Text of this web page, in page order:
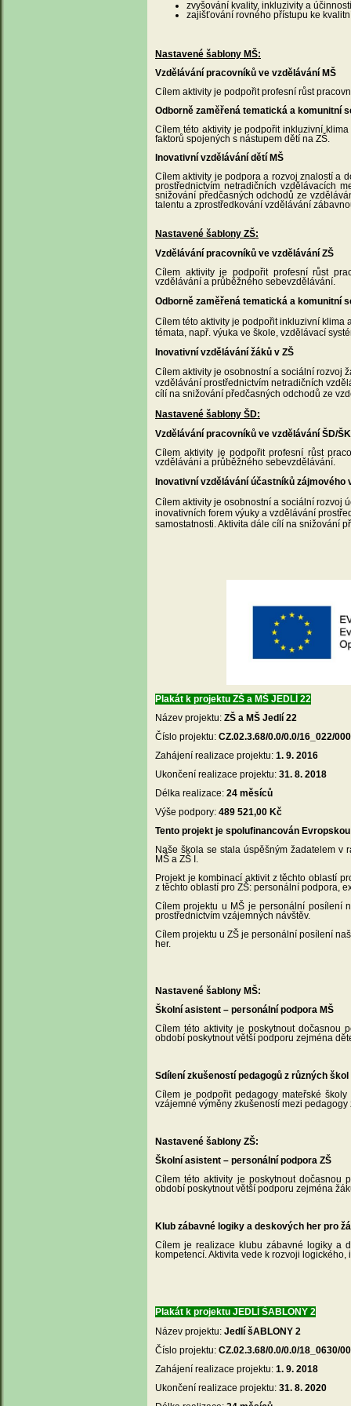
zvyšování kvality, inkluzivity a
zajišťování rovného přístupu ke
Nastavené šablony MŠ:
Vzdělávání pracovníků ve vzdělávání MŠ
Cílem aktivity je podpořit profesní růst
Odborně zaměřená tematická a komunitní
Cílem této aktivity je podpořit inkluzivní
faktorů spojených s nástupem dětí na ZŠ.
Inovativní vzdělávání dětí MŠ
Cílem aktivity je podpora a rozvoj znalostí a
prostřednictvím netradičních vzdělávacích
snižování předčasných odchodů ze
talentu a zprostředkování vzdělávání
Nastavené šablony ZŠ:
Vzdělávání pracovníků ve vzdělávání ZŠ
Cílem aktivity je podpořit profesní růst
vzdělávání a průběžného sebevzdělávání.
Odborně zaměřená tematická a komunitní
Cílem této aktivity je podpořit inkluzivní klima
témata, např. výuka ve škole, vzdělávací
Inovativní vzdělávání žáků v ZŠ
Cílem aktivity je osobnostní a sociální rozvoj
vzdělávání prostřednictvím netradičních
cílí na snižování předčasných odchodů ze
Nastavené šablony ŠD:
Vzdělávání pracovníků ve vzdělávání ŠD/ŠK
Cílem aktivity je podpořit profesní růst
vzdělávání a průběžného sebevzdělávání.
Inovativní vzdělávání účastníků zájmového
Cílem aktivity je osobnostní a sociální rozvoj
inovativních forem výuky a vzdělávání
samostatnosti. Aktivita dále cílí na snižování
Plakát k projektu ZŠ a MŠ JEDLÍ 22
Název projektu: ZŠ a MŠ Jedlí 22
Číslo projektu: CZ.02.3.68/0.0/0.0/16_022/
Zahájení realizace projektu: 1. 9. 2016
Ukončení realizace projektu: 31. 8. 2018
Délka realizace: 24 měsíců
Výše podpory: 489 521,00 Kč
Tento projekt je spolufinancován
Naše škola se stala úspěšným žadatelem v
MŠ a ZŠ I.
Projekt je kombinací aktivit z těchto oblastí
z těchto oblastí pro ZŠ: personální podpora,
Cílem projektu u MŠ je personální posílení
prostřednictvím vzájemných návštěv.
Cílem projektu u ZŠ je personální posílení
her.
Nastavené šablony MŠ:
Školní asistent – personální podpora MŠ
Cílem této aktivity je poskytnout dočasnou
období poskytnout větší podporu zejména
Sdílení zkušeností pedagogů z různých
Cílem je podpořit pedagogy mateřské
vzájemné výměny zkušeností mezi pedagogy
Nastavené šablony ZŠ:
Školní asistent – personální podpora ZŠ
Cílem této aktivity je poskytnout dočasnou
období poskytnout větší podporu zejména
Klub zábavné logiky a deskových her pro
Cílem je realizace klubu zábavné logiky a
kompetencí. Aktivita vede k rozvoji
Plakát k projektu JEDLÍ ŚABLONY 2
Název projektu: Jedlí šABLONY 2
Číslo projektu: CZ.02.3.68/0.0/0.0/18_0630/
Zahájení realizace projektu: 1. 9. 2018
Ukončení realizace projektu: 31. 8. 2020